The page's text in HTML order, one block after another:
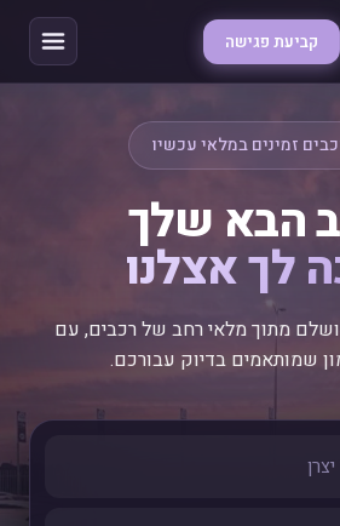
קביעת פגישה
הבא שלך
לך אצלנו
מתוך מלאי רחב של רכבים, עם
שמותאמים בדיוק עבורכם.